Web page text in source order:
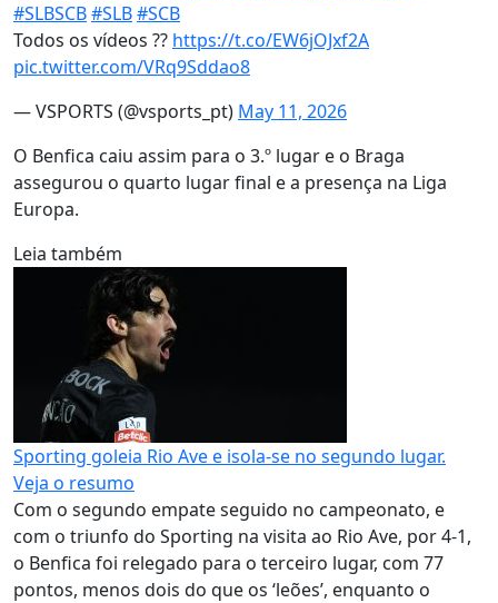
#SLBSCB#SLB#SCB
Todos os vídeos ?? https://t.co/EW6jOJxf2A
pic.twitter.com/VRq9Sddao8
— VSPORTS (@vsports_pt) May 11, 2026
O Benfica caiu assim para o 3.º lugar e o Braga
assegurou o quarto lugar final e a presença na Liga
Europa.
Leia também
Sporting goleia Rio Ave e isola-se no segundo lugar.
Veja o resumo
Com o segundo empate seguido no campeonato, e
com o triunfo do Sporting na visita ao Rio Ave, por 4-1,
o Benfica foi relegado para o terceiro lugar, com 77
pontos, menos dois do que os ‘leões’, enquanto o